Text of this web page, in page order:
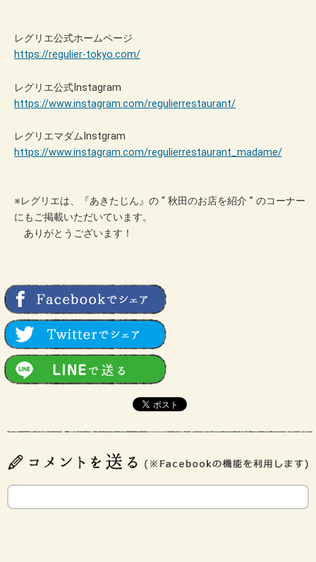
レグリエ公式ホームページ
https://regulier-tokyo.com/
レグリエ公式Instagram
https://www.instagram.com/regulierrestaurant/
レグリエマダムInstgram
https://www.instagram.com/regulierrestaurant_madame/
※レグリエは、『あきたじん』の “ 秋田のお店を紹介 ” のコーナー
にもご掲載いただいています。
ありがとうございます！